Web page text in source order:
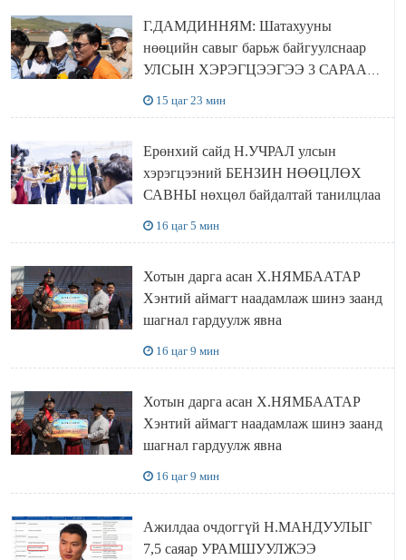
Г.ДАМДИННЯМ: Шатахууны
нөөцийн савыг барьж байгуулснаар
УЛСЫН ХЭРЭГЦЭЭГЭЭ 3 САРААР
15 цаг 23 мин
Ерөнхий сайд Н.УЧРАЛ улсын
хэрэгцээний БЕНЗИН НӨӨЦЛӨХ
САВНЫ нөхцөл байдалтай танилцлаа
16 цаг 5 мин
Хотын дарга асан Х.НЯМБААТАР
Хэнтий аймагт наадамлаж шинэ заанд
шагнал гардуулж явна
16 цаг 9 мин
Хотын дарга асан Х.НЯМБААТАР
Хэнтий аймагт наадамлаж шинэ заанд
шагнал гардуулж явна
16 цаг 9 мин
Ажилдаа очдоггүй Н.МАНДУУЛЫГ
7,5 саяар УРАМШУУЛЖЭЭ